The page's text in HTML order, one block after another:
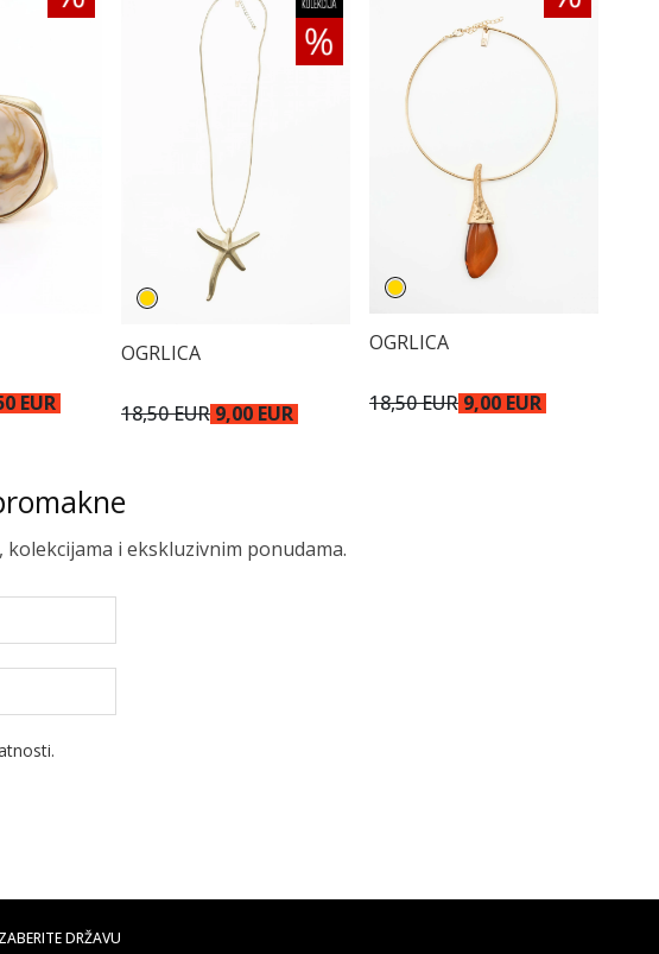
EUR
OGRLICA
18,50 EUR9,00 EUR
OGRLICA
18,50 EUR 9,00 EUR
i ekskluzivnim ponudama.
DRŽAVU